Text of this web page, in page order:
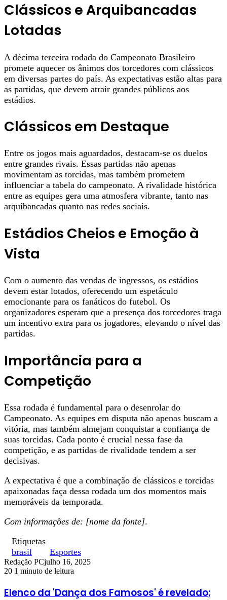
Clássicos e Arquibancadas
Lotadas
A décima terceira rodada do Campeonato Brasileiro
promete aquecer os ânimos dos torcedores com clássicos
em diversas partes do país. As expectativas estão altas para
as partidas, que devem atrair grandes públicos aos
estádios.
Clássicos em Destaque
Entre os jogos mais aguardados, destacam-se os duelos
entre grandes rivais. Essas partidas não apenas
movimentam as torcidas, mas também prometem
influenciar a tabela do campeonato. A rivalidade histórica
entre as equipes gera uma atmosfera vibrante, tanto nas
arquibancadas quanto nas redes sociais.
Estádios Cheios e Emoção à
Vista
Com o aumento das vendas de ingressos, os estádios
devem estar lotados, oferecendo um espetáculo
emocionante para os fanáticos do futebol. Os
organizadores esperam que a presença dos torcedores traga
um incentivo extra para os jogadores, elevando o nível das
partidas.
Importância para a
Competição
Essa rodada é fundamental para o desenrolar do
Campeonato. As equipes em disputa não apenas buscam a
vitória, mas também almejam conquistar a confiança de
suas torcidas. Cada ponto é crucial nessa fase da
competição, e as partidas de rivalidade tendem a ser
decisivas.
A expectativa é que a combinação de clássicos e torcidas
apaixonadas faça dessa rodada um dos momentos mais
memoráveis da temporada.
Com informações de: [nome da fonte].
Etiquetas
brasil
Esportes
Redação PCjulho 16, 2025
20 1 minuto de leitura
Elenco da 'Dança dos Famosos' é revelado;